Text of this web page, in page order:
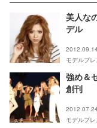
美人な
デル
モデルプレ
強め＆
創刊
モデルプレ